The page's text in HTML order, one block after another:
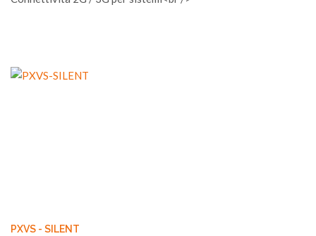
PXVS - SILENT